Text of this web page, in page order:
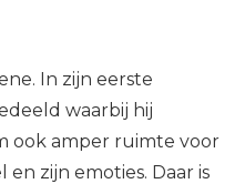
In zijn eerste
waarbij hij
ook amper ruimte voor
zijn emoties. Daar is